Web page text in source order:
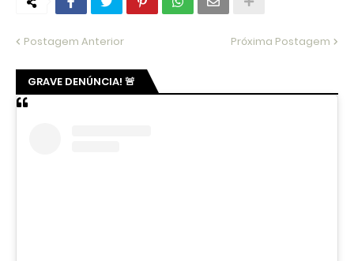
Postagem Anterior Próxima Postagem
GRAVE DENÚNCIA! 🚨